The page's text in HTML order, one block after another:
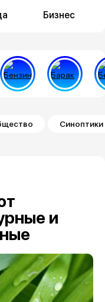
Бизнес
и